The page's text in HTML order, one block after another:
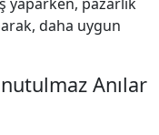
daha uygun
Anılar